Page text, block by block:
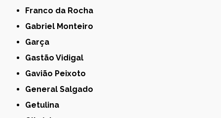
Franco da Rocha
Gabriel Monteiro
Garça
Gastão Vidigal
Gavião Peixoto
General Salgado
Getulina